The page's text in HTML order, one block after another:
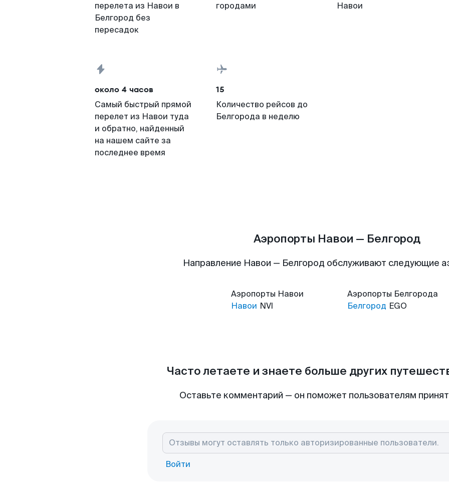
перелета из Навои в
Белгород без
пересадок
городами
Навои
около 4 часов
Самый быстрый прямой
перелет из Навои туда
и обратно, найденный
на нашем сайте за
последнее время
15
Количество рейсов до
Белгорода в неделю
Аэропорты Навои — Белгород
Направление Навои — Белгород обслуживают следующие
Аэропорты Навои
Навои NVI
Аэропорты Белгорода
Белгород EGO
Часто летаете и знаете больше других
Оставьте комментарий — он поможет пользователям
Войти